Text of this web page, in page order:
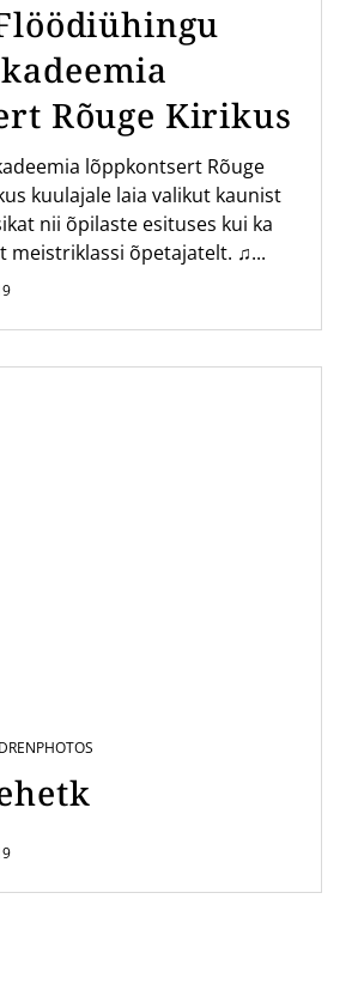
Rõuge Kirikus
lõppkontsert Rõuge
kuulajale laia valikut kaunist
nii õpilaste esituses kui ka
meistriklassi õpetajatelt. ♫...
PHOTOS